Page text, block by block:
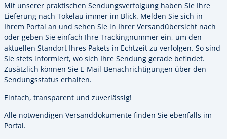
Mit unserer praktischen Sendungsverfolgung haben Sie Ihre
Lieferung nach Tokelau immer im Blick. Melden Sie sich in
Ihrem Portal an und sehen Sie in Ihrer Versandübersicht nach
oder geben Sie einfach Ihre Trackingnummer ein, um den
aktuellen Standort Ihres Pakets in Echtzeit zu verfolgen. So sind
Sie stets informiert, wo sich Ihre Sendung gerade befindet.
Zusätzlich können Sie E-Mail-Benachrichtigungen über den
Sendungsstatus erhalten.
Einfach, transparent und zuverlässig!
Alle notwendigen Versanddokumente finden Sie ebenfalls im
Portal.